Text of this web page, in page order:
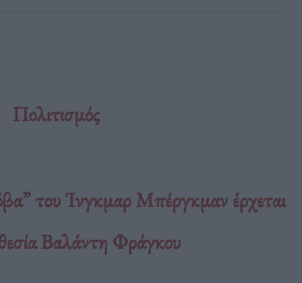
Πολιτισμός
του Ίνγκμαρ Μπέργκμαν έρχεται
Βαλάντη Φράγκου